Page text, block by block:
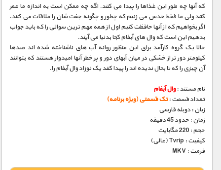
که آنها چه طور این غذاها را پیدا می کنند. اگه چه ممکن است به اندازه ما عمر
کنند ولی ما فقط حدس می زنیم که چطور و چگونه جفت شان را ملاقات می کنند.
اگر بخواهیم که از آنها حافظت کنیم اول از همه مهم ترین سوالی را که باید جواب
بدهیم این است که وال های آبفام کجا بدنیا می آیند.
حالا یک گروه کارآمد برای این منظور روانه آب های ناشناخته شده اند صدها
کیلومتر دور تر از خشکی در میان آبهای دور و پر خطر آنها امیدوار هستند که بتوانند
آن چیزی را که تا بحال ندیده اند را پیدا کنند یک نوزاد وال آبفام را.
نام مستند :وال آبفام
تعداد قسمت :تک قسمتی (ویژه برنامه)
زبان : دوبله فارسی
زمان : حدود 45 دقیقه
حجم : 220 مگابایت
کیفیت : Tvrip (عالی)
فرمت : MKV